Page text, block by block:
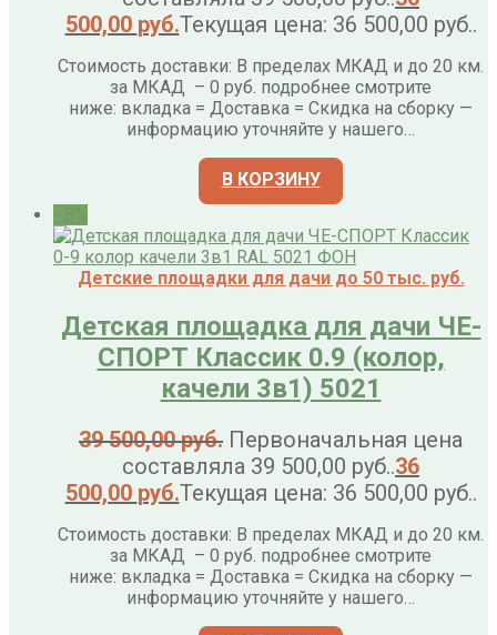
500,00 руб.Текущая цена: 36 500,00 руб..
Стоимость доставки: В пределах МКАД и до 20 км.
за МКАД – 0 руб. подробнее смотрите
ниже: вкладка = Доставка = Скидка на сборку —
информацию уточняйте у нашего…
В КОРЗИНУ
Детские площадки для дачи до 50 тыс. руб.
Детская площадка для дачи ЧЕ-
СПОРТ Классик 0.9 (колор,
качели 3в1) 5021
39 500,00руб. Первоначальная цена
составляла 39 500,00 руб..36
500,00 руб.Текущая цена: 36 500,00 руб..
Стоимость доставки: В пределах МКАД и до 20 км.
за МКАД – 0 руб. подробнее смотрите
ниже: вкладка = Доставка = Скидка на сборку —
информацию уточняйте у нашего…